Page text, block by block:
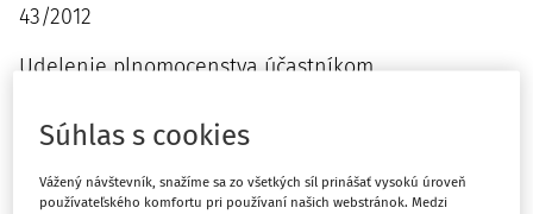
43/2012
Udelenie plnomocenstva účastníkom
Náhrada trov konania
Súhlas s cookies
Vážený návštevník, snažíme sa zo všetkých síl prinášať vysokú úroveň
používateľského komfortu pri používaní našich webstránok. Medzi